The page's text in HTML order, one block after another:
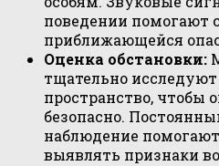
поведении помогают
приближающейся
Оценка обстановки:
тщательно
пространство, чтобы
безопасно.
наблюдение
выявлять признаки